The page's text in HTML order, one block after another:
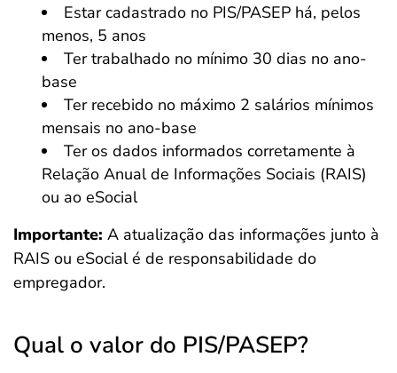
Estar cadastrado no PIS/PASEP há, pelos
menos, 5 anos
Ter trabalhado no mínimo 30 dias no ano-
base
Ter recebido no máximo 2 salários mínimos
mensais no ano-base
Ter os dados informados corretamente à
Relação Anual de Informações Sociais (RAIS)
ou ao eSocial
Importante: A atualização das informações junto à
RAIS ou eSocial é de responsabilidade do
empregador.
Qual o valor do PIS/PASEP?